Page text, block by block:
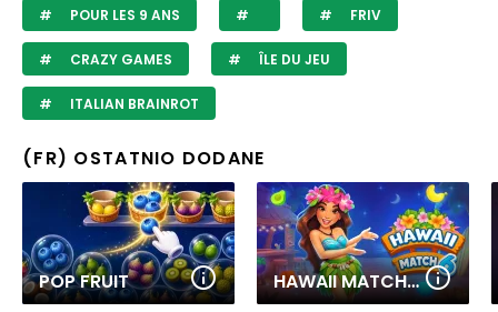
POUR LES 9 ANS FRIV
CRAZY GAMES ÎLE DU JEU
ITALIAN BRAINROT
(FR) OSTATNIO DODANE
POP FRUIT HAWAII MATCH 6